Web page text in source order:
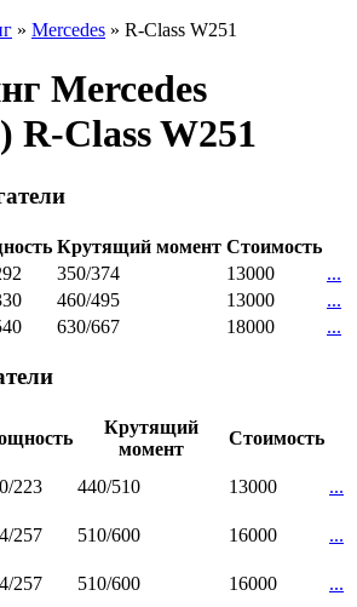
» Mercedes » R-Class W251
Mercedes
R-Class W251
Крутящий момент Стоимость
350/374 13000
...
460/495 13000
...
630/667 18000 ...
Крутящий
момент
Стоимость
223 440/510 13000
...
257 510/600 16000
...
257 510/600 16000 ...